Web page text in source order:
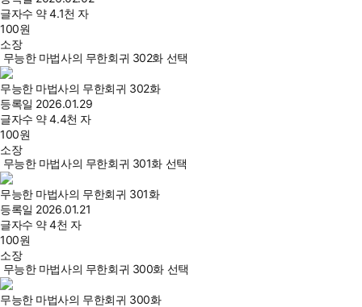
글자수 약 4.1천 자
100원
소장
무능한 마법사의 무한회귀 302화 선택
무능한 마법사의 무한회귀 302화
등록일 2026.01.29
글자수 약 4.4천 자
100원
소장
무능한 마법사의 무한회귀 301화 선택
무능한 마법사의 무한회귀 301화
등록일 2026.01.21
글자수 약 4천 자
100원
소장
무능한 마법사의 무한회귀 300화 선택
무능한 마법사의 무한회귀 300화